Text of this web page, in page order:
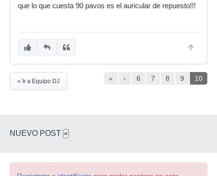
que lo que cuesta 90 pavos es el auricular de repuesto!!!
« ‹ 6 7 8 9 10
« Ir a Equipo DJ
NUEVO POST ×